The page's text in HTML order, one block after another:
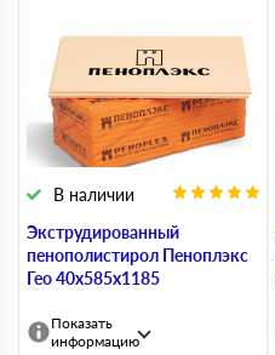
Экструдированный
пенополистирол Пеноплэкс
Гео 40х585х1185
В наличии
Показать
информацию